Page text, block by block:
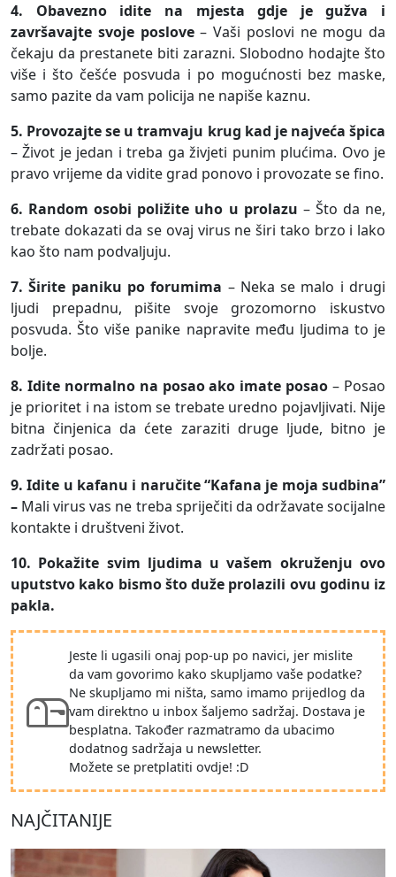
4. Obavezno idite na mjesta gdje je gužva i
završavajte svoje poslove– Vaši poslovi ne mogu da
čekaju da prestanete biti zarazni. Slobodno hodajte što
više i što češće posvuda i po mogućnosti bez maske,
samo pazite da vam policija ne napiše kaznu.
5. Provozajte se u tramvaju krug kad je najveća špica
– Život je jedan i treba ga živjeti punim plućima. Ovo je
pravo vrijeme da vidite grad ponovo i provozate se fino.
6. Random osobi poližite uho u prolazu – Što da ne,
trebate dokazati da se ovaj virus ne širi tako brzo i lako
kao što nam podvaljuju.
7. Širite paniku po forumima – Neka se malo i drugi
ljudi prepadnu, pišite svoje grozomorno iskustvo
posvuda. Što više panike napravite među ljudima to je
bolje.
8. Idite normalno na posao ako imate posao – Posao
je prioritet i na istom se trebate uredno pojavljivati. Nije
bitna činjenica da ćete zaraziti druge ljude, bitno je
zadržati posao.
9. Idite u kafanu i naručite “Kafana je moja sudbina”
– Mali virus vas ne treba spriječiti da održavate socijalne
kontakte i društveni život.
10. Pokažite svim ljudima u vašem okruženju ovo
uputstvo kako bismo što duže prolazili ovu godinu iz
pakla.
Jeste li ugasili onaj pop-up po navici, jer mislite
da vam govorimo kako skupljamo vaše podatke?
Ne skupljamo mi ništa, samo imamo prijedlog da
vam direktno u inbox šaljemo sadržaj. Dostava je
besplatna. Također razmatramo da ubacimo
dodatnog sadržaja u newsletter.
Možete se pretplatiti ovdje! :D
NAJČITANIJE